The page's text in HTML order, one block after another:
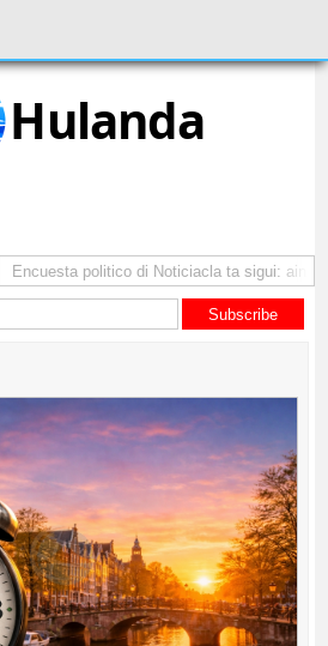
Hulanda
Encuesta politico di Noticiacla ta sigui: ainda
Subscribe